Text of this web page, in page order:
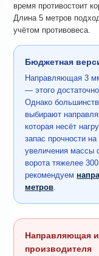
время противостоит
Длина 5 метров
учётом противовеса.
Бюджетная
Направляющая 3
— этого
Однако
выбирают
которая несёт
запас прочности
увеличения массы
ворота тяжелее
рекомендуем
метров
Направляющая
производителя